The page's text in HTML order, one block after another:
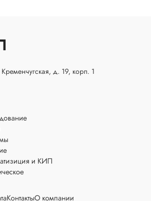
Кременчугская, д. 19, корп. 1
КонтактыО компании
и КИП